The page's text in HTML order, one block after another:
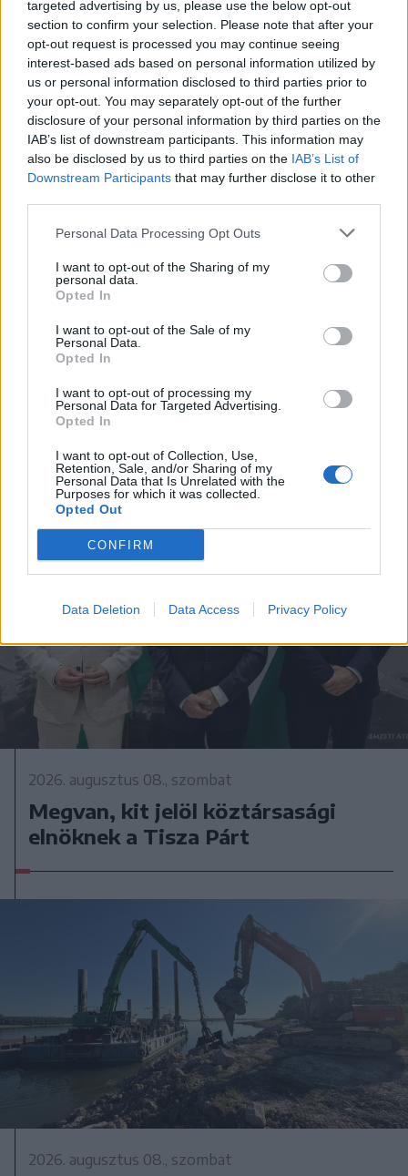
targeted advertising by us, please use the below opt-out
section to confirm your selection. Please note that after your
opt-out request is processed you may continue seeing
interest-based ads based on personal information utilized by
us or personal information disclosed to third parties prior to
your opt-out. You may separately opt-out of the further
disclosure of your personal information by third parties on the
IAB’s list of downstream participants. This information may
also be disclosed by us to third parties on the IAB’s List of
Downstream Participants that may further disclose it to other
Personal Data Processing Opt Outs
I want to opt-out of the Sharing of my
personal data.
Opted In
I want to opt-out of the Sale of my
Personal Data.
Opted In
I want to opt-out of processing my
Personal Data for Targeted Advertising.
Opted In
I want to opt-out of Collection, Use,
Retention, Sale, and/or Sharing of my
Personal Data that Is Unrelated with the
Purposes for which it was collected.
Opted Out
CONFIRM
Data Deletion Data Access Privacy Policy
2026. augusztus 08., szombat
Hétvégén is folytatódik a gázolaj
árának csökkenése
2026. augusztus 08., szombat
Megvan, kit jelöl köztársasági
elnöknek a Tisza Párt
2026. augusztus 08., szombat